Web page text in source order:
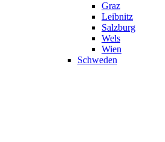
Graz
Leibnitz
Salzburg
Wels
Wien
Schweden